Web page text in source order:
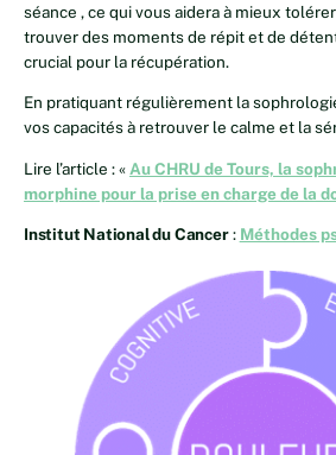
séance , ce qui vous aidera à mieux
trouver des moments de répit et de
crucial pour la récupération.
En pratiquant régulièrement la
vos capacités à retrouver le calme et la
Lire l’article : « Au CHRU de Tours, la
morphine pour la prise en charge de la
Institut National du Cancer: Méthodes